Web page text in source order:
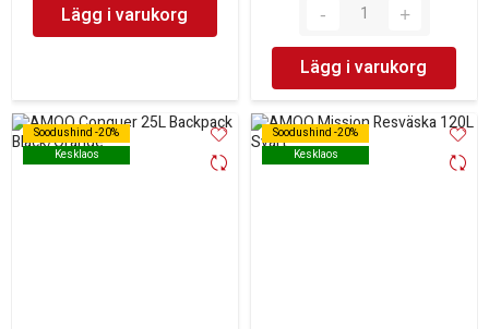
Lägg i varukorg
Lägg i varukorg
Soodushind -20%
Kesklaos
Soodushind -20%
Kesklaos
Soodushind -20%
Kesklaos
Soodushind -20%
Kesklaos